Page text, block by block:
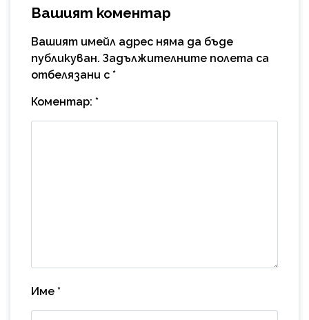
Вашият коментар
Вашият имейл адрес няма да бъде
публикуван. Задължителните полета са
отбелязани с *
Коментар: *
Име *